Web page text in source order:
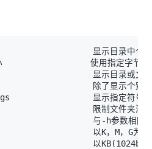
以KB
(